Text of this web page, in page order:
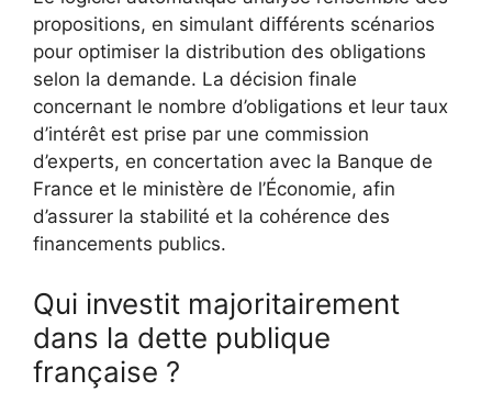
propositions, en simulant différents scénarios
pour optimiser la distribution des obligations
selon la demande. La décision finale
concernant le nombre d’obligations et leur taux
d’intérêt est prise par une commission
d’experts, en concertation avec la Banque de
France et le ministère de l’Économie, afin
d’assurer la stabilité et la cohérence des
financements publics.
Qui investit majoritairement
dans la dette publique
française ?